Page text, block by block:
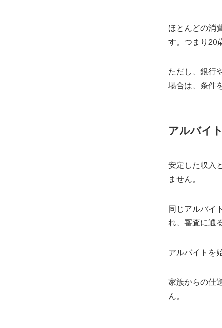
ほとんどの消
す。つまり20
ただし、銀行
場合は、条件
アルバイ
安定した収入
ません。
同じアルバイ
れ、審査に通
アルバイトを
家族からの仕
ん。